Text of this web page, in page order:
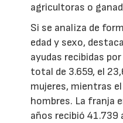
agricultoras o
Si se analiza de
edad y sexo,
ayudas recibidas
total de 3.659, el
mujeres, mientras
hombres. La franja
años recibió 41.739